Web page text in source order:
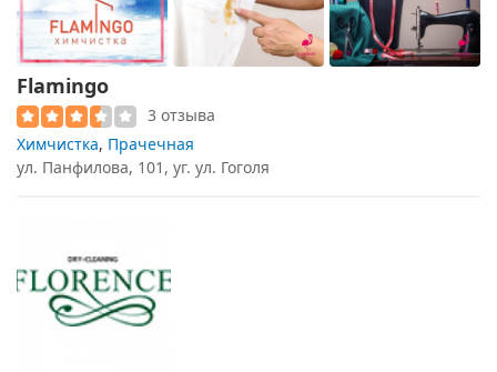
Flamingo
3 отзыва
Химчистка, Прачечная
ул. Панфилова, 101, уг. ул. Гоголя